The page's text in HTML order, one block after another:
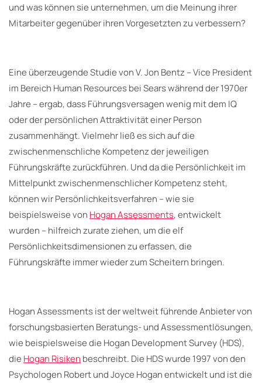
und was können sie unternehmen, um die Meinung ihrer
Mitarbeiter gegenüber ihren Vorgesetzten zu verbessern?
Eine überzeugende Studie von V. Jon Bentz – Vice President
im Bereich Human Resources bei Sears während der 1970er
Jahre – ergab, dass Führungsversagen wenig mit dem IQ
oder der persönlichen Attraktivität einer Person
zusammenhängt. Vielmehr ließ es sich auf die
zwischenmenschliche Kompetenz der jeweiligen
Führungskräfte zurückführen. Und da die Persönlichkeit im
Mittelpunkt zwischenmenschlicher Kompetenz steht,
können wir Persönlichkeitsverfahren – wie sie
beispielsweise von Hogan Assessments, entwickelt
wurden – hilfreich zurate ziehen, um die elf
Persönlichkeitsdimensionen zu erfassen, die
Führungskräfte immer wieder zum Scheitern bringen.
Hogan Assessments ist der weltweit führende Anbieter von
forschungsbasierten Beratungs- und Assessmentlösungen,
wie beispielsweise die Hogan Development Survey (HDS),
die Hogan Risiken beschreibt. Die HDS wurde 1997 von den
Psychologen Robert und Joyce Hogan entwickelt und ist die